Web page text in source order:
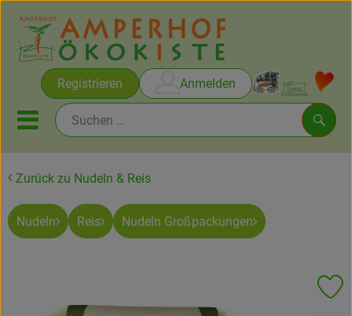
Registrieren Anmelden
Mobiles Menu öffnen oder
Ökokisten
Zurück zu Nudeln & Reis
Nudeln Reis Nudeln Großpackungen